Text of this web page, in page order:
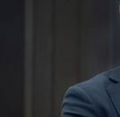
Om oss